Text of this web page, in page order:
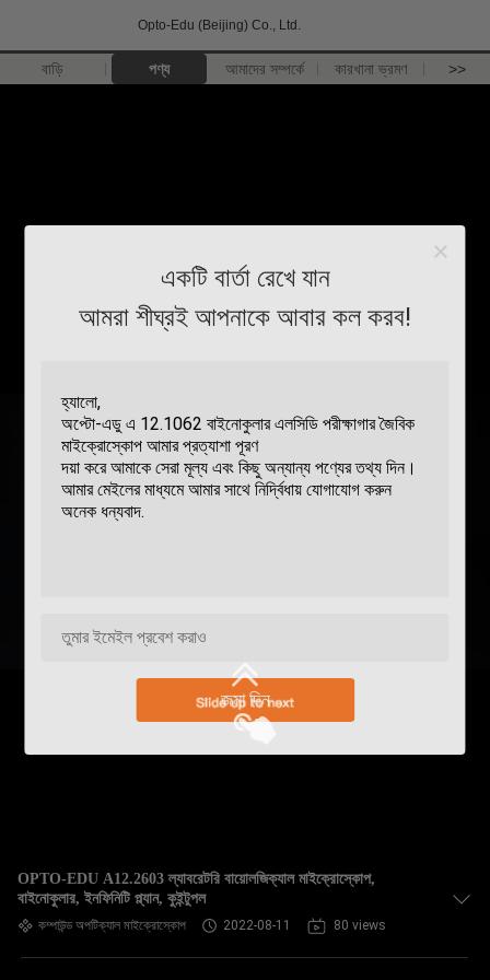
Opto-Edu (Beijing) Co., Ltd.
বাড়ি পণ্য আমাদের সম্পর্কে কারখানা ভ্রমণ >>
একটি বার্তা রেখে যান
আমরা শীঘ্রই আপনাকে আবার কল করব!
জমা দিন
OPTO-EDU A12.2603 ল্যাবরেটরি বায়োলজিক্যাল মাইক্রোস্কোপ,
বাইনোকুলার, ইনফিনিটি প্ল্যান, কুইন্টুপল
কম্পাউন্ড অপটিক্যাল মাইক্রোস্কোপ 2022-08-11 80 views